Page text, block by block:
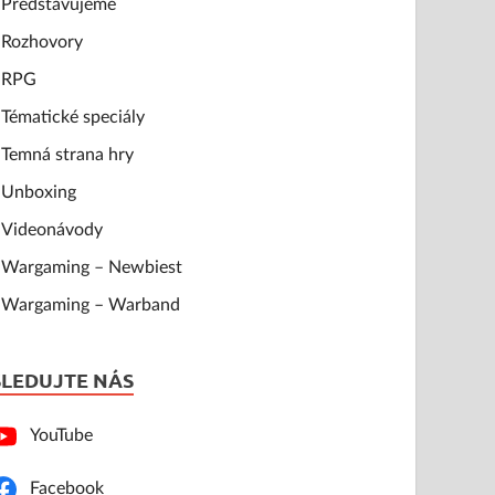
Představujeme
Rozhovory
RPG
Tématické speciály
Temná strana hry
Unboxing
Videonávody
Wargaming – Newbiest
Wargaming – Warband
NÁS
YouTube
Facebook